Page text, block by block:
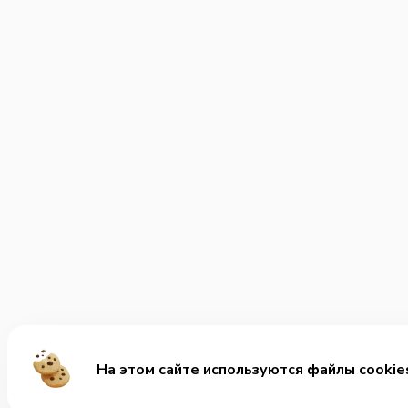
На этом сайте используются файлы